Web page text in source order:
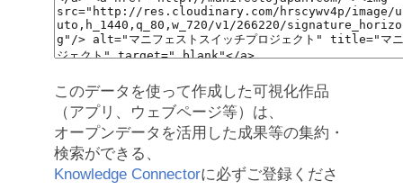
このデータを使って作成した可視化作品
（アプリ、ウェブページ等）は、
オープンデータを活用した成果等の集約・
検索ができる、
Knowledge Connectorに必ずご登録くださ